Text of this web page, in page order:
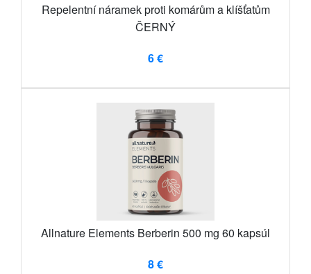
Repelentní náramek proti komárům a klíšťatům
ČERNÝ
6 €
Allnature Elements Berberin 500 mg 60 kapsúl
8 €